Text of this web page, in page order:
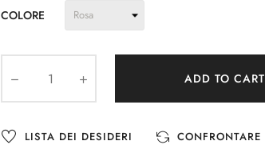
COLORE
ADD TO CART
LISTA DEI DESIDERI CONFRONTARE